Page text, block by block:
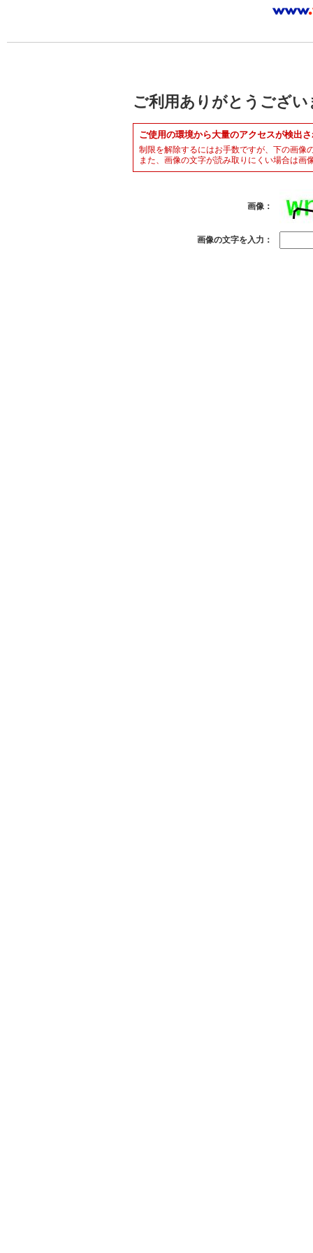
ご利用ありがとうござい
ご使用の環境から大量のアクセスが検出
制限を解除するにはお手数ですが、下の画像
また、画像の文字が読み取りにくい場合は画
画像：
画像の文字を入力：